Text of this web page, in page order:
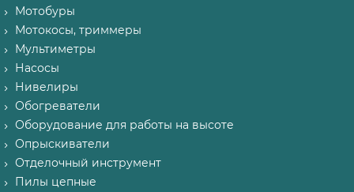
Мотобуры
Мотокосы, триммеры
Мультиметры
Насосы
Нивелиры
Обогреватели
Оборудование для работы на высоте
Опрыскиватели
Отделочный инструмент
Пилы цепные